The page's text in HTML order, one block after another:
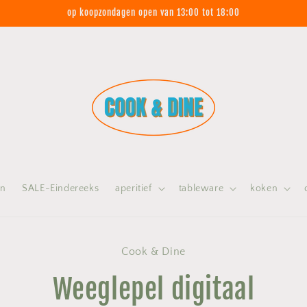
op koopzondagen open van 13:00 tot 18:00
SALE-Eindereeks aperitief tableware koken
Cook & Dine
Weeglepel digitaal